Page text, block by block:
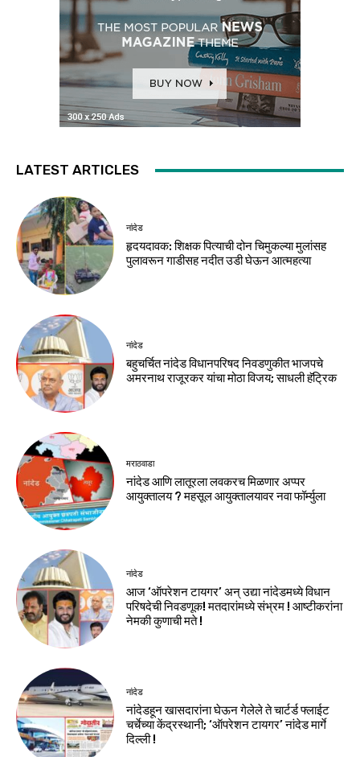
LATEST ARTICLES
नांदेड
हृदयदावक: शिक्षक पित्याची दोन चिमुकल्या मुलांसह
पुलावरून गाडीसह नदीत उडी घेऊन आत्महत्या
नांदेड
बहुचर्चित नांदेड विधानपरिषद निवडणुकीत भाजपचे
अमरनाथ राजूरकर यांचा मोठा विजय; साधली हॅट्रिक
मराठवाडा
नांदेड आणि लातूरला लवकरच मिळणार अप्पर
आयुक्तालय ? महसूल आयुक्तालयावर नवा फॉर्म्युला
नांदेड
आज ‘ऑपरेशन टायगर’ अन् उद्या नांदेडमध्ये विधान
परिषदेची निवडणूक! मतदारांमध्ये संभ्रम ! आष्टीकरांना
नेमकी कुणाची मते !
नांदेड
नांदेडहून खासदारांना घेऊन गेलेले ते चार्टर्ड फ्लाईट
चर्चेच्या केंद्रस्थानी; ‘ऑपरेशन टायगर’ नांदेड मार्गे
दिल्ली !